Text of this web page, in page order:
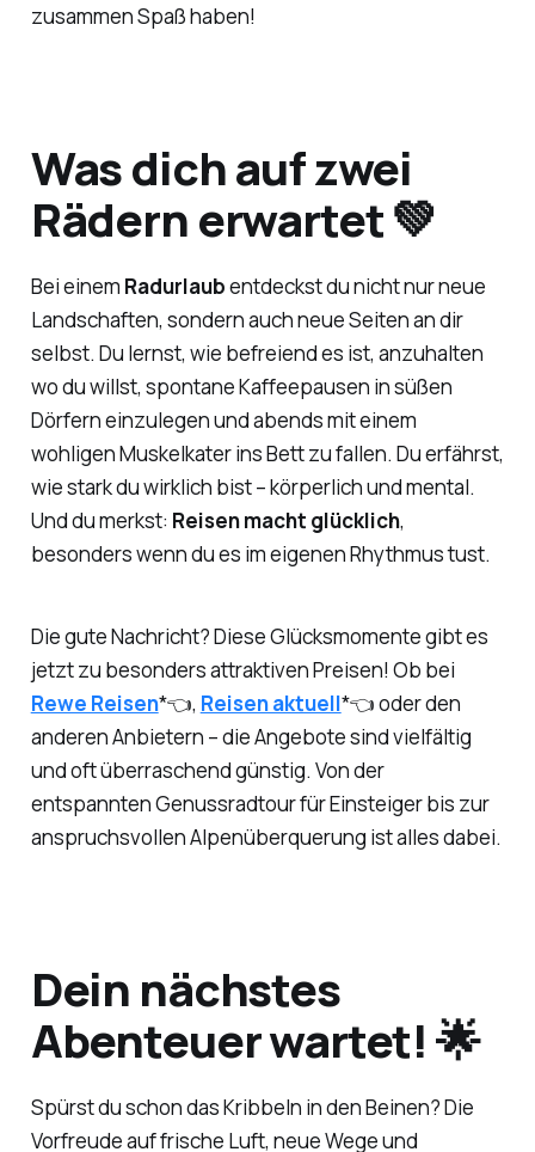
zusammen Spaß haben!
Was dich auf zwei
Rädern erwartet 💚
Bei einem Radurlaubentdeckst du nicht nur neue
Landschaften, sondern auch neue Seiten an dir
selbst. Du lernst, wie befreiend es ist, anzuhalten
wo du willst, spontane Kaffeepausen in süßen
Dörfern einzulegen und abends mit einem
wohligen Muskelkater ins Bett zu fallen. Du erfährst,
wie stark du wirklich bist – körperlich und mental.
Und du merkst: Reisen macht glücklich,
besonders wenn du es im eigenen Rhythmus tust.
Die gute Nachricht? Diese Glücksmomente gibt es
jetzt zu besonders attraktiven Preisen! Ob bei
Rewe Reisen*👈, Reisen aktuell*👈 oder den
anderen Anbietern – die Angebote sind vielfältig
und oft überraschend günstig. Von der
entspannten Genussradtour für Einsteiger bis zur
anspruchsvollen Alpenüberquerung ist alles dabei.
Dein nächstes
Abenteuer wartet! 🌟
Spürst du schon das Kribbeln in den Beinen? Die
Vorfreude auf frische Luft, neue Wege und